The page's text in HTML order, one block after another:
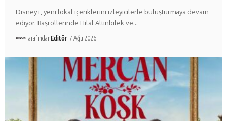
Disney+, yeni lokal içeriklerini izleyicilerle buluşturmaya devam
ediyor. Başrollerinde Hilal Altınbilek ve…
TarafındanEditör 7 Ağu 2026